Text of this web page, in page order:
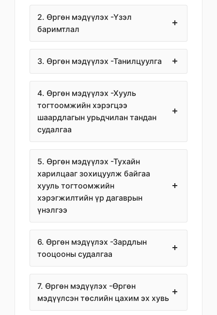
2. Өргөн мэдүүлэх -Үзэл
баримтлал
3. Өргөн мэдүүлэх -Танилцуулга
4. Өргөн мэдүүлэх -Хууль
тогтоомжийн хэрэгцээ
шаардлагын урьдчилан тандан
судалгаа
5. Өргөн мэдүүлэх -Тухайн
харилцааг зохицуулж байгаа
хууль тогтоомжийн
хэрэгжилтийн үр дагаврын
үнэлгээ
6. Өргөн мэдүүлэх -Зардлын
тооцооны судалгаа
7. Өргөн мэдүүлэх -Өргөн
мэдүүлсэн төслийн цахим эх хувь